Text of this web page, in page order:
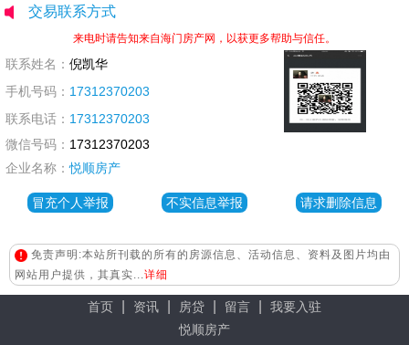
交易联系方式
来电时请告知来自海门房产网，以获更多帮助与信任。
联系姓名： 倪凯华
手机号码： 17312370203
联系电话： 17312370203
微信号码： 17312370203
企业名称：悦顺房产
冒充个人举报 不实信息举报 请求删除信息
免责声明:本站所刊载的所有的房源信息、活动信息、资料及图片均由
网站用户提供，其真实...详细
首页 资讯 房贷 留言
我要入驻
悦顺房产